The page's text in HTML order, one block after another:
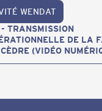
WENDAT
et produits
- TRANSMISSION
DE LA
(VIDÉO